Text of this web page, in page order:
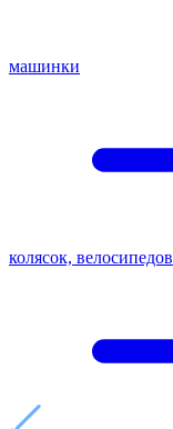
машинки
колясок, велосипедов